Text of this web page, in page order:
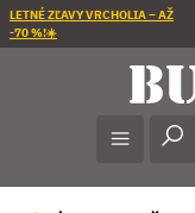
LETNÉ ZĽAVY VRCHOLIA – AŽ
-70 %!☀️